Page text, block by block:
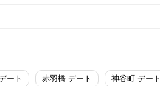
ート 赤羽橋 デート 神谷町 デート